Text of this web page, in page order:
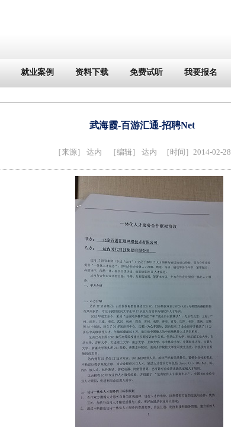
就业案例 资料下载 免费试听 我要报名
武海霞-百游汇通-招聘Net
［来源］ 达内 ［编辑］ 达内 ［时间］2014-02-28